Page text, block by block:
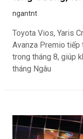
ngantnt
Toyota Vios, Yaris
Avanza Premio tiếp
trong tháng 8, giúp
tháng Ngâu